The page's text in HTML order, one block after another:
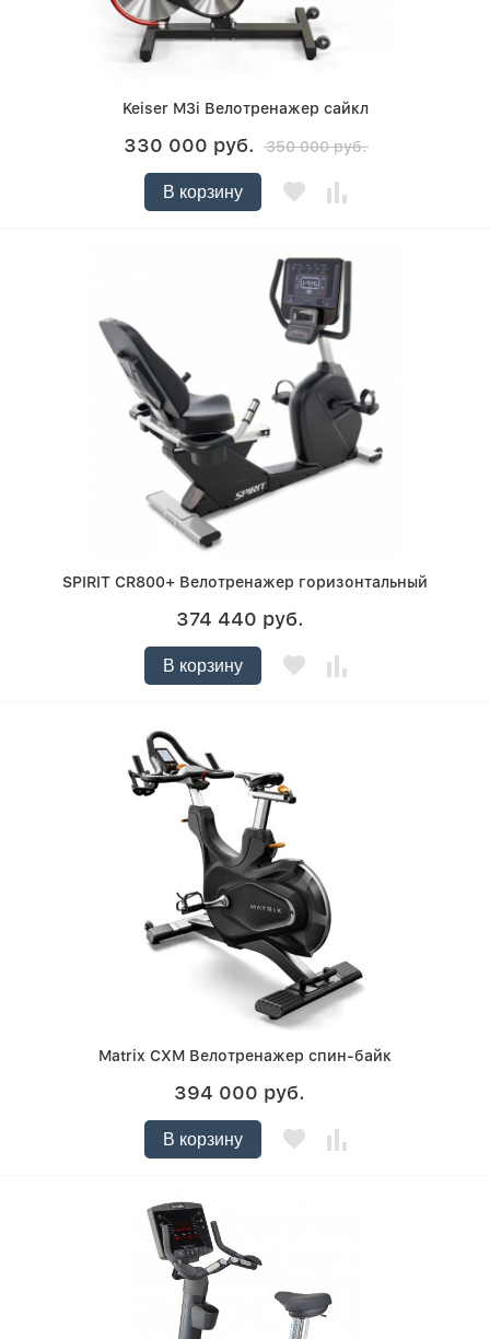
Keiser M3i Велотренажер сайкл
330 000 руб. 350 000 руб.
В корзину
SPIRIT CR800+ Велотренажер горизонтальный
374 440 руб.
В корзину
Matrix CXM Велотренажер спин-байк
394 000 руб.
В корзину